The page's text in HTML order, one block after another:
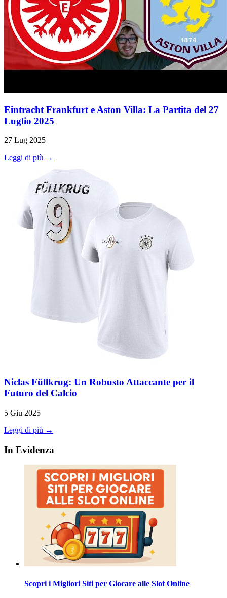
Eintracht Frankfurt e Aston Villa: La Partita del 27
Luglio 2025
27 Lug 2025
Leggi di più →
Niclas Füllkrug: Un Robusto Attaccante per il
Futuro del Calcio
5 Giu 2025
Leggi di più →
In Evidenza
Scopri i Migliori Siti per Giocare alle Slot Online